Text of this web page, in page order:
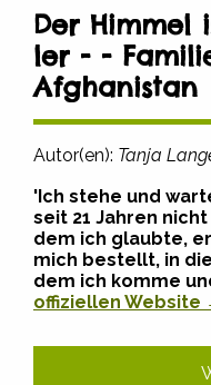
Der Himmel
ler - -
Afghanistan
Autor(en): Tanja
'Ich stehe und
seit 21 Jahren
dem ich glaubte,
mich bestellt, in
dem ich komme
offiziellen Website